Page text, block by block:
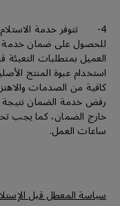
4- تتوفر خدمة الاستلام
للحصول على ضمان خدمة
العميل بمتطلبات
استخدام عبوة المنتج
رفض خدمة الضمان نتيجة
خارج الضمان، كما يجب
ساعات العمل.
سياسة المعطل قبل